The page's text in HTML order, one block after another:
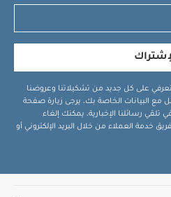
على كل جديد من تشكيلاتنا وعروضنا
مع البيانات الخاصة بك، يرجى زيارة صفحة
تلقي رسائلنا الإخبارية، يمكنك إلغاء
خدمة العملاء من خلال البريد الإلكتروني أو